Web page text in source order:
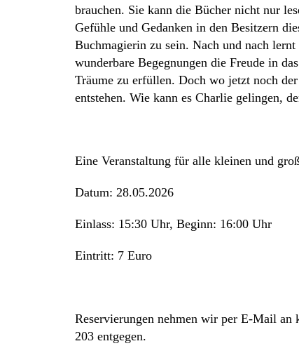
brauchen. Sie kann die Bücher nicht nur
Gefühle und Gedanken in den Besitzern
Buchmagierin zu sein. Nach und nach
wunderbare Begegnungen die Freude in
Träume zu erfüllen. Doch wo jetzt noch
entstehen. Wie kann es Charlie gelingen,
Eine Veranstaltung für alle kleinen und
Datum: 28.05.2026
Einlass: 15:30 Uhr, Beginn: 16:00 Uhr
Eintritt: 7 Euro
Reservierungen nehmen wir per E-Mail an
203 entgegen.